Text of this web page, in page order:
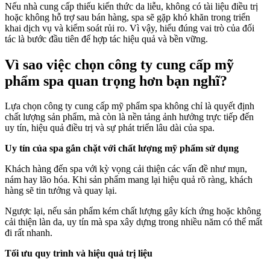
Nếu nhà cung cấp thiếu kiến thức da liễu, không có tài liệu điều trị
hoặc không hỗ trợ sau bán hàng, spa sẽ gặp khó khăn trong triển
khai dịch vụ và kiểm soát rủi ro. Vì vậy, hiểu đúng vai trò của đối
tác là bước đầu tiên để hợp tác hiệu quả và bền vững.
Vì sao việc chọn công ty cung cấp mỹ
phẩm spa quan trọng hơn bạn nghĩ?
Lựa chọn công ty cung cấp mỹ phẩm spa không chỉ là quyết định
chất lượng sản phẩm, mà còn là nền tảng ảnh hưởng trực tiếp đến
uy tín, hiệu quả điều trị và sự phát triển lâu dài của spa.
Uy tín của spa gắn chặt với chất lượng mỹ phẩm sử dụng
Khách hàng đến spa với kỳ vọng cải thiện các vấn đề như mụn,
nám hay lão hóa. Khi sản phẩm mang lại hiệu quả rõ ràng, khách
hàng sẽ tin tưởng và quay lại.
Ngược lại, nếu sản phẩm kém chất lượng gây kích ứng hoặc không
cải thiện làn da, uy tín mà spa xây dựng trong nhiều năm có thể mất
đi rất nhanh.
Tối ưu quy trình và hiệu quả trị liệu